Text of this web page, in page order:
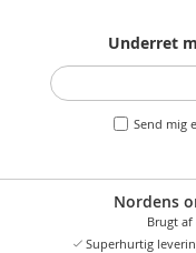
Underret
Send mig
Nordens
Brugt af
Superhurtig